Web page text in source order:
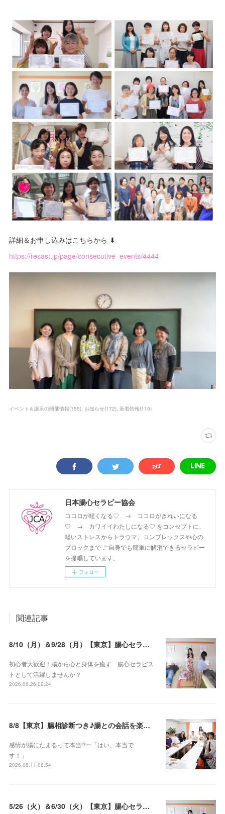
詳細＆お申し込みはこちらから ⬇
https://resast.jp/page/consecutive_events/4444
イベント＆講座の開催情報(155) お知らせ(172) 新着情報(110)
日本腸心セラピー協会
ココロが軽くなる♡ → ココロがきれいになる
♡ → カワイイわたしになる♡ をコンセプトに、
軽いストレスからトラウマ、コンプレックスや心の
ブロックまで ご自身でも簡単に解消できるセラピー
を提唱しています。
フォロー
関連記事
8/10（月）＆9/28（月）【東京】腸心セラピスト養成コース《２日間コース》開講決定
初心者大歓迎！腸から心と身体を癒す 腸心セラピス
トとして活躍しませんか？
2026.06.26 02:24
8/8【東京】腸相診断つき♪腸との会話を楽しむ♡腸心セラピー♪お試し体験会
感情が腸にたまるって本当⁉️ー「はい、本当で
す！」
2026.06.11 06:54
5/26（火）＆6/30（火）【東京】腸心セラピスト養成コース《２日間コース》開講決定